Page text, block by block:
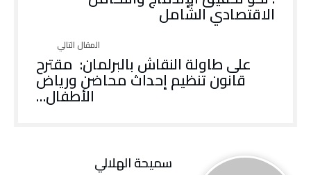
‬الاقتصادي‭ ‬الشّامل
‬الأطفال‭…‬
سميحة الهلالي